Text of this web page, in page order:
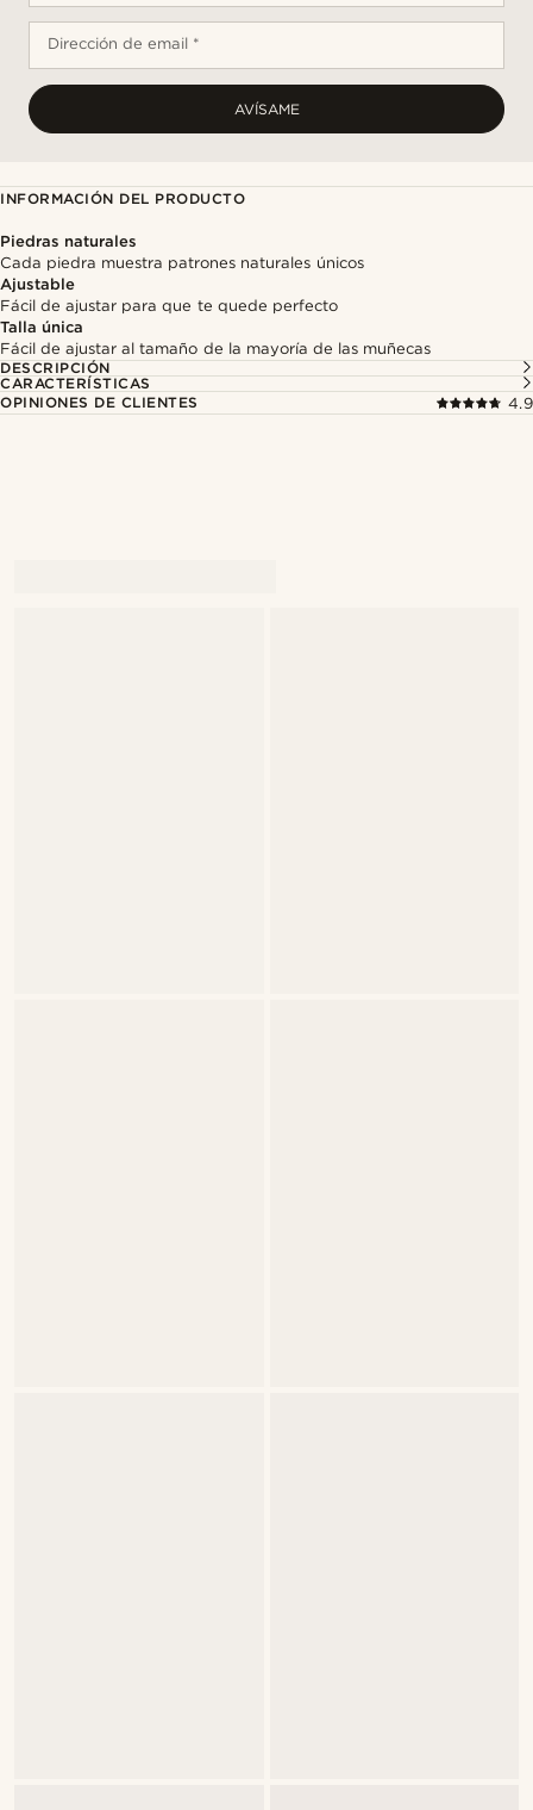
Dirección de email *
AVÍSAME
INFORMACIÓN DEL PRODUCTO
Piedras naturales
Cada piedra muestra patrones naturales únicos
Ajustable
Fácil de ajustar para que te quede perfecto
Talla única
Fácil de ajustar al tamaño de la mayoría de las muñecas
DESCRIPCIÓN
CARACTERÍSTICAS
OPINIONES DE CLIENTES
4.9